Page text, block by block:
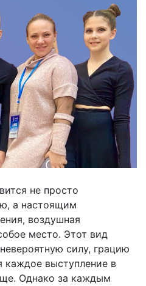
не просто
а настоящим
воздушная
место. Этот вид
силу, грацию
каждое выступление в
Однако за каждым